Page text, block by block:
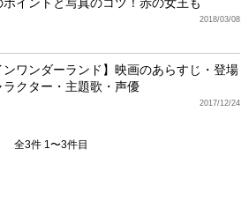
2018/03/08
ンワンダーランド】映画のあらすじ・登場
ラクター・主題歌・声優
2017/12/24
全3件 1〜3件目